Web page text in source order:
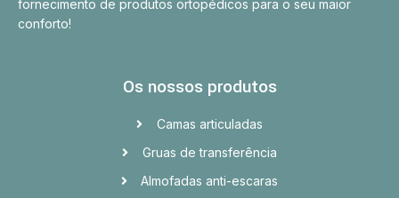
fornecimento de produtos ortopédicos para o seu maior
conforto!
Os nossos produtos
Camas articuladas
Gruas de transferência
Almofadas anti-escaras